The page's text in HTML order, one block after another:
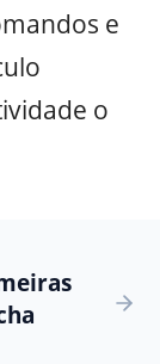
e
o